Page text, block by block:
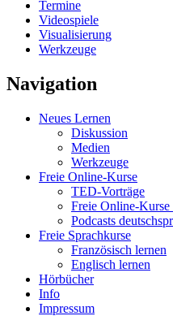
Termine
Videospiele
Visualisierung
Werkzeuge
Navigation
Neues Lernen
Diskussion
Medien
Werkzeuge
Freie Online-Kurse
TED-Vorträge
Freie Online-Kurse
Podcasts
Freie Sprachkurse
Französisch lernen
Englisch lernen
Hörbücher
Info
Impressum